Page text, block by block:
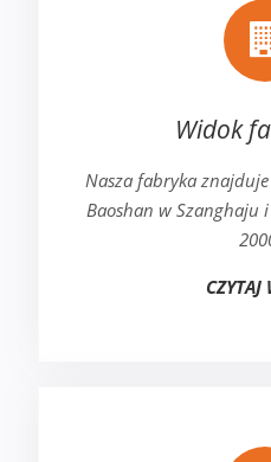
Widok
Nasza fabryka
Baoshan w Szanghaju
CZYTAJ